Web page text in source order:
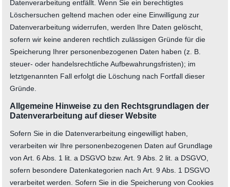
Datenverarbeitung entfällt. Wenn Sie ein berechtigtes
Löschersuchen geltend machen oder eine Einwilligung zur
Datenverarbeitung widerrufen, werden Ihre Daten gelöscht,
sofern wir keine anderen rechtlich zulässigen Gründe für die
Speicherung Ihrer personenbezogenen Daten haben (z. B.
steuer- oder handelsrechtliche Aufbewahrungsfristen); im
letztgenannten Fall erfolgt die Löschung nach Fortfall dieser
Gründe.
Allgemeine Hinweise zu den Rechtsgrundlagen der
Datenverarbeitung auf dieser Website
Sofern Sie in die Datenverarbeitung eingewilligt haben,
verarbeiten wir Ihre personenbezogenen Daten auf Grundlage
von Art. 6 Abs. 1 lit. a DSGVO bzw. Art. 9 Abs. 2 lit. a DSGVO,
sofern besondere Datenkategorien nach Art. 9 Abs. 1 DSGVO
verarbeitet werden. Sofern Sie in die Speicherung von Cookies